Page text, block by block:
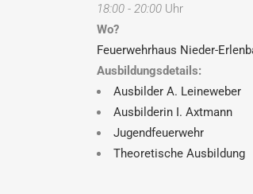
18:00 - 20:00 Uhr
Wo?
Feuerwehrhaus Nieder-
Ausbildungsdetails:
Ausbilder A. Leineweber
Ausbilderin I. Axtmann
Jugendfeuerwehr
Theoretische Ausbildung